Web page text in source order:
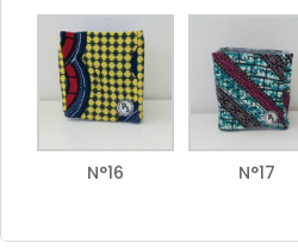
N°16 N°17